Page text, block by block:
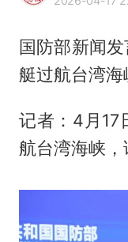
国防部新闻
艇过航台湾海
记者：4月17
航台湾海峡，